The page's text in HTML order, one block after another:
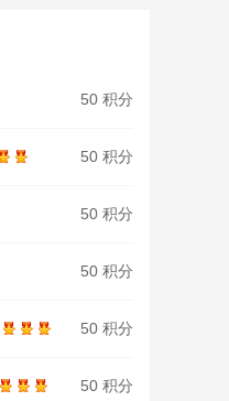
50 积分
50 积分
50 积分
50 积分
50 积分
50 积分